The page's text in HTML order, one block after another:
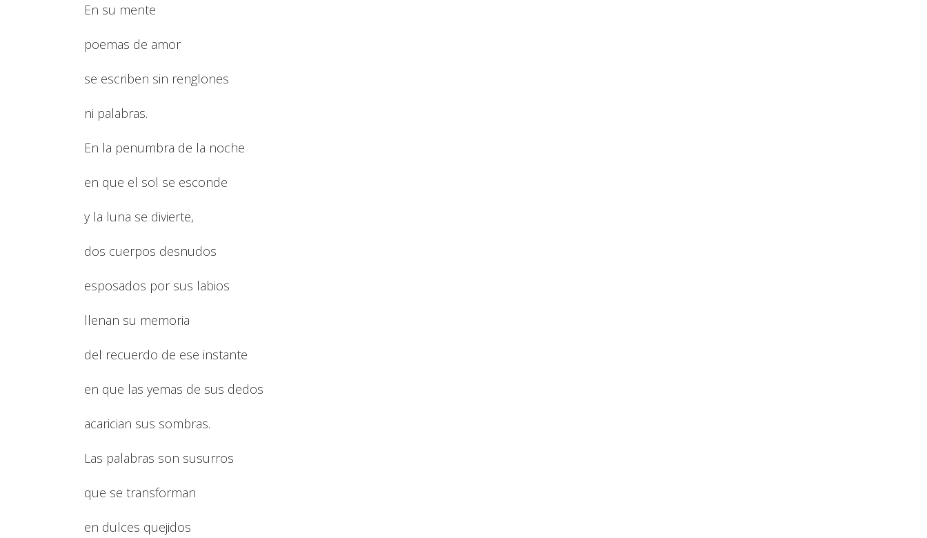
En su mente
poemas de amor
se escriben sin renglones
ni palabras.
En la penumbra de la noche
en que el sol se esconde
y la luna se divierte,
dos cuerpos desnudos
esposados por sus labios
llenan su memoria
del recuerdo de ese instante
en que las yemas de sus dedos
acarician sus sombras.
Las palabras son susurros
que se transforman
en dulces quejidos